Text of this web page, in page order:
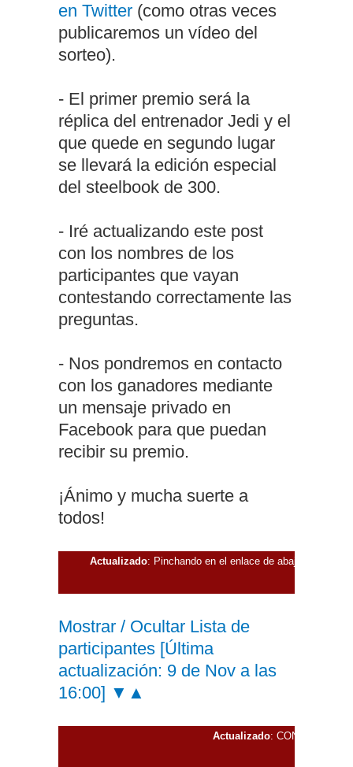
en Twitter (como otras veces
publicaremos un vídeo del
sorteo).
- El primer premio será la
réplica del entrenador Jedi y el
que quede en segundo lugar
se llevará la edición especial
del steelbook de 300.
- Iré actualizando este post
con los nombres de los
participantes que vayan
contestando correctamente las
preguntas.
- Nos pondremos en contacto
con los ganadores mediante
un mensaje privado en
Facebook para que puedan
recibir su premio.
¡Ánimo y mucha suerte a
todos!
Actualizado: Pinchando en el enlace de abajo podéis
Mostrar / Ocultar Lista de
participantes [Última
actualización: 9 de Nov a las
16:00] ▼▲
Actualizado: CONCURSO